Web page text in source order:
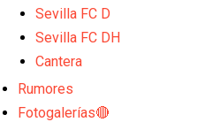
Sevilla FC D
Sevilla FC DH
Cantera
Rumores
Fotogalerías🔴